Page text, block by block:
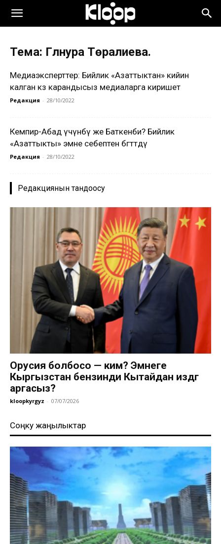
Тема: Гүлнура Төралиева.
Медиаэксперттер: Бийлик «Азаттыктан» кийин
калган көз карандысыз медиаларга киришет
Редакция - 28/10/2022
Кемпир-Абад үчүнбү же Баткенби? Бийлик
«Азаттыкты» эмне себептен бөгөттөдү
Редакция - 28/10/2022
Редакциянын тандоосу
Орусия болбосо — ким? Эмнеге
Кыргызстан бензинди Кытайдан издөөгө
аргасыз?
kloopkyrgyz - 07/07/2026
Соңку жаңылыктар